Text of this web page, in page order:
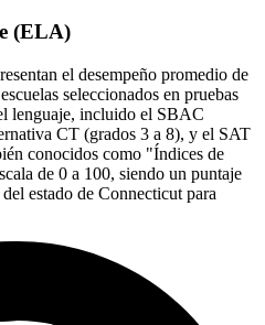
(ELA)
el desempeño promedio de
seleccionados en pruebas
lenguaje, incluido el SBAC
CT (grados 3 a 8), y el SAT
conocidos como "Índices de
de 0 a 100, siendo un puntaje
estado de Connecticut para